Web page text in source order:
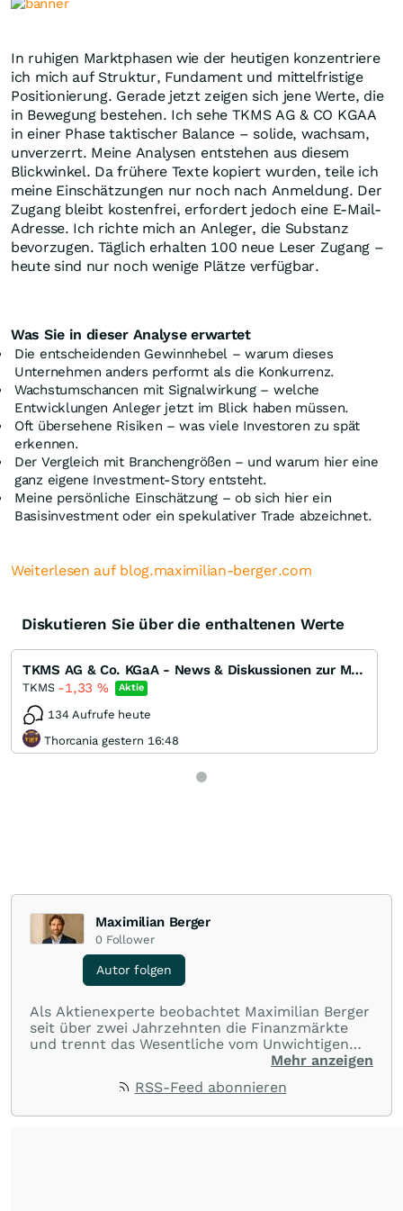
In ruhigen Marktphasen wie der heutigen konzentriere
ich mich auf Struktur, Fundament und mittelfristige
Positionierung. Gerade jetzt zeigen sich jene Werte, die
in Bewegung bestehen. Ich sehe TKMS AG & CO KGAA
in einer Phase taktischer Balance – solide, wachsam,
unverzerrt. Meine Analysen entstehen aus diesem
Blickwinkel. Da frühere Texte kopiert wurden, teile ich
meine Einschätzungen nur noch nach Anmeldung. Der
Zugang bleibt kostenfrei, erfordert jedoch eine E-Mail-
Adresse. Ich richte mich an Anleger, die Substanz
bevorzugen. Täglich erhalten 100 neue Leser Zugang –
heute sind nur noch wenige Plätze verfügbar.
Was Sie in dieser Analyse erwartet
Die entscheidenden Gewinnhebel – warum dieses
Unternehmen anders performt als die Konkurrenz.
Wachstumschancen mit Signalwirkung – welche
Entwicklungen Anleger jetzt im Blick haben müssen.
Oft übersehene Risiken – was viele Investoren zu spät
erkennen.
Der Vergleich mit Branchengrößen – und warum hier eine
ganz eigene Investment-Story entsteht.
Meine persönliche Einschätzung – ob sich hier ein
Basisinvestment oder ein spekulativer Trade abzeichnet.
Weiterlesen auf blog.maximilian-berger.com
Diskutieren Sie über die enthaltenen Werte
TKMS AG & Co. KGaA - News & Diskussionen zur Marinesparte von ThyssenKrupp
TKMS -1,33 % Aktie
134 Aufrufe heute
Thorcania gestern 16:48
Maximilian Berger
0 Follower
Autor folgen
Als Aktienexperte beobachtet Maximilian Berger
seit über zwei Jahrzehnten die Finanzmärkte
und trennt das Wesentliche vom Unwichtigen
und liefert wöchentlich klare, unabhängige
und Renditen liefern.
Mehr anzeigen
RSS-Feed abonnieren